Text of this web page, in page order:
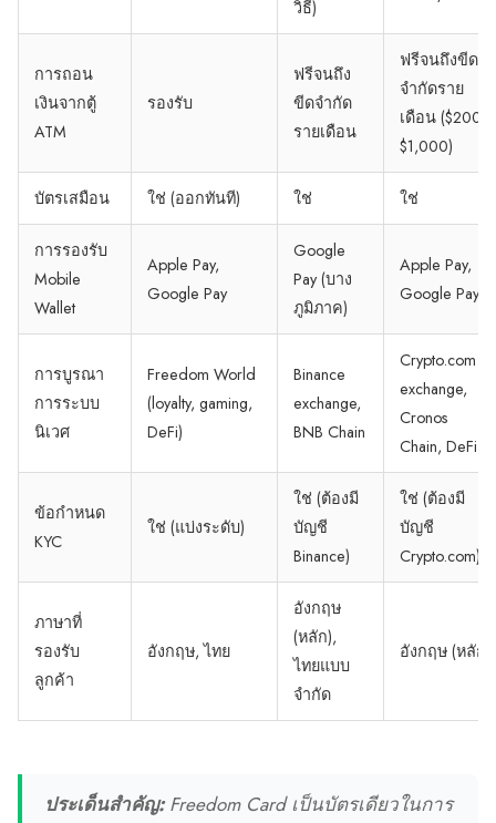
วิธี)
การถอน
เงินจากตู้
ATM
รองรับ
ฟรีจนถึง
ขีดจำกัด
รายเดือน
ฟรีจนถึงขีด
จำกัดราย
เดือน ($200–
$1,000)
บัตรเสมือน ใช่ (ออกทันที) ใช่ ใช่
การรองรับ
Mobile
Wallet
Apple Pay,
Google Pay
Google
Pay (บาง
ภูมิภาค)
Apple Pay,
Google Pay
การบูรณา
การระบบ
นิเวศ
Freedom World
(loyalty, gaming,
DeFi)
Binance
exchange,
BNB Chain
Crypto.com
exchange,
Cronos
Chain, DeFi
ข้อกำหนด
KYC
ใช่ (แบ่งระดับ)
ใช่ (ต้องมี
บัญชี
Binance)
ใช่ (ต้องมี
บัญชี
Crypto.com)
ภาษาที่
รองรับ
ลูกค้า
อังกฤษ, ไทย
อังกฤษ
(หลัก),
ไทยแบบ
จำกัด
อังกฤษ (หลัก)
ประเด็นสำคัญ:Freedom Card เป็นบัตรเดียวในการ